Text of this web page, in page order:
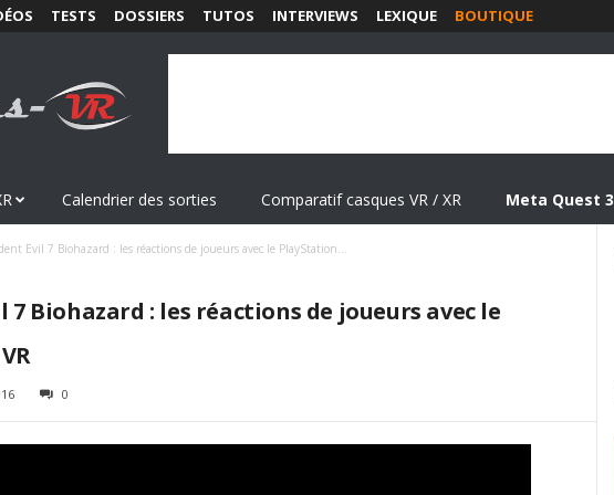
TESTS DOSSIERS TUTOS INTERVIEWS LEXIQUE BOUTIQUE
Calendrier des sorties Comparatif casques VR / XR Meta Quest 3
Evil 7 Biohazard : les réactions de joueurs avec le PlayStation...
7 Biohazard : les réactions de joueurs avec le
0